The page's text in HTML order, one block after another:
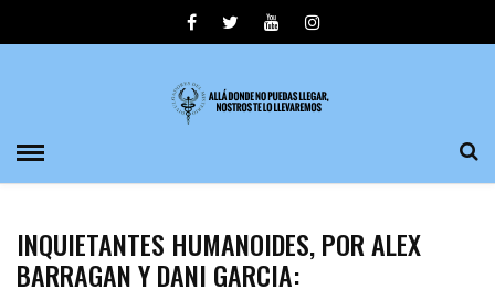
INQUIETANTES HUMANOIDES, POR ALEX
BARRAGAN Y DANI GARCIA: